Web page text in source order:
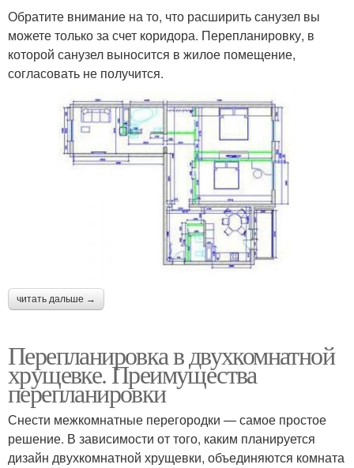
Обратите внимание на то, что расширить санузел вы
можете только за счет коридора. Перепланировку, в
которой санузел выносится в жилое помещение,
согласовать не получится.
читать дальше →
Перепланировка в двухкомнатной
хрущевке. Преимущества
перепланировки
Снести межкомнатные перегородки — самое простое
решение. В зависимости от того, каким планируется
дизайн двухкомнатной хрущевки, объединяются комната